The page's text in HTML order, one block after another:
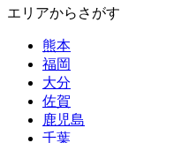
エリアからさがす
熊本
福岡
大分
佐賀
鹿児島
千葉